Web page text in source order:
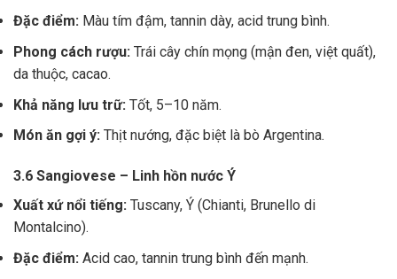
Đặc điểm: Màu tím đậm, tannin dày, acid trung bình.
Phong cách rượu: Trái cây chín mọng (mận đen, việt quất),
da thuộc, cacao.
Khả năng lưu trữ: Tốt, 5–10 năm.
Món ăn gợi ý: Thịt nướng, đặc biệt là bò Argentina.
3.6 Sangiovese – Linh hồn nước Ý
Xuất xứ nổi tiếng: Tuscany, Ý (Chianti, Brunello di
Montalcino).
Đặc điểm: Acid cao, tannin trung bình đến mạnh.